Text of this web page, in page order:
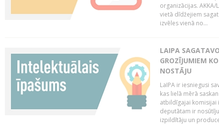
organizācijas.
vietā dīdžejiem
izvēles vienā no...
LAIPA
GROZĪJUMIEM
NOSTĀJU
LaIPA ir iesniegusi
kas lielā mērā
atbildīgajai komisijai
deputātam ir
izpildītāju un